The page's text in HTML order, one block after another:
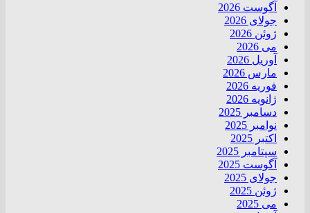
آگوست 2026
جولای 2026
ژوئن 2026
می 2026
آوریل 2026
مارس 2026
فوریه 2026
ژانویه 2026
دسامبر 2025
نوامبر 2025
اکتبر 2025
سپتامبر 2025
آگوست 2025
جولای 2025
ژوئن 2025
می 2025